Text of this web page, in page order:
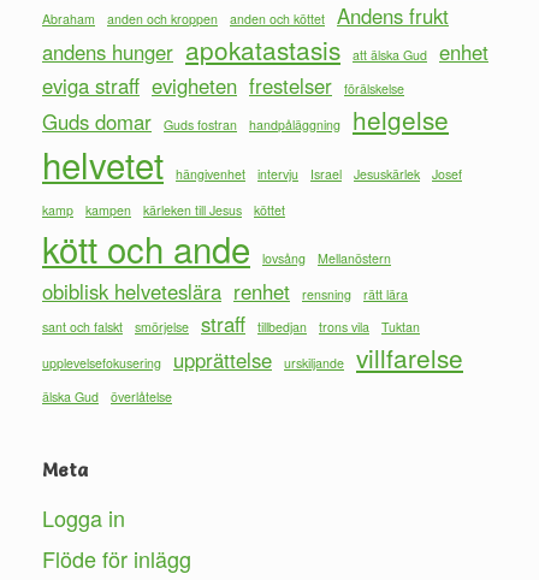
Abraham anden och kroppen anden och köttet
Andens frukt
andens hunger apokatastasis att älska Gud
enhet
eviga straff evigheten frestelser förälskelse
Guds domar Guds fostran handpåläggning helgelse
helvetet hängivenhet intervju Israel Jesuskärlek
Josef
kamp
kampen kärleken till Jesus köttet
kött och ande lovsång Mellanöstern
obiblisk helveteslära renhet rensning
rätt lära
sant och falskt
smörjelse straff tillbedjan trons vila
Tuktan
upplevelsefokusering
upprättelse urskiljande villfarelse
älska Gud överlåtelse
Meta
Logga in
Flöde för inlägg